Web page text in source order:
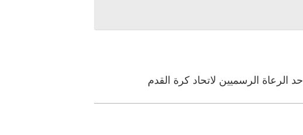
الرعاة الرسميين لاتحاد كرة القدم